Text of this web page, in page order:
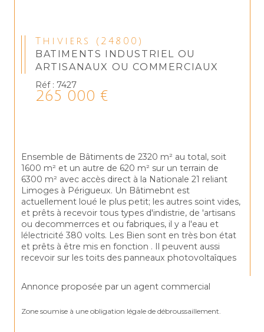
Thiviers (24800)
BATIMENTS INDUSTRIEL OU
ARTISANAUX OU COMMERCIAUX
Réf : 7427
265 000 €
Ensemble de Bâtiments de 2320 m² au total, soit
1600 m² et un autre de 620 m² sur un terrain de
6300 m² avec accès direct à la Nationale 21 reliant
Limoges à Périgueux. Un Bâtimebnt est
actuellement loué le plus petit; les autres soint vides,
et prêts à recevoir tous types d'indistrie, de 'artisans
ou decommerrces et ou fabriques, il y a l'eau et
lélectricité 380 volts. Les Bien sont en très bon état
et prêts à être mis en fonction . Il peuvent aussi
recevoir sur les toits des panneaux photovoltaîques
Annonce proposée par un agent commercial
Zone soumise à une obligation légale de débroussaillement.